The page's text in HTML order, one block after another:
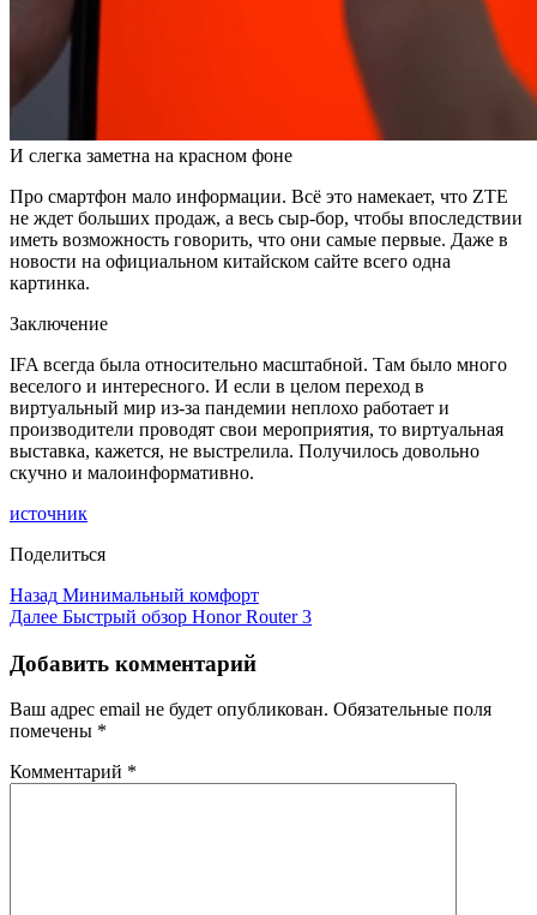
И слегка заметна на красном фоне
Про смартфон мало информации. Всё это намекает, что ZTE
не ждет больших продаж, а весь сыр-бор, чтобы впоследствии
иметь возможность говорить, что они самые первые. Даже в
новости на официальном китайском сайте всего одна
картинка.
Заключение
IFA всегда была относительно масштабной. Там было много
веселого и интересного. И если в целом переход в
виртуальный мир из-за пандемии неплохо работает и
производители проводят свои мероприятия, то виртуальная
выставка, кажется, не выстрелила. Получилось довольно
скучно и малоинформативно.
источник
Поделиться
Назад Минимальный комфорт
Далее Быстрый обзор Honor Router 3
Добавить комментарий
Ваш адрес email не будет опубликован. Обязательные поля
помечены *
Комментарий *